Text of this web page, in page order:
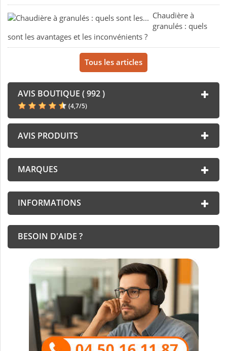
Chaudière à
granulés : quels
sont les avantages et les inconvénients ?
Tous les articles
AVIS BOUTIQUE ( 992 )
(4,7/5)
AVIS PRODUITS
MARQUES
INFORMATIONS
BESOIN D'AIDE ?